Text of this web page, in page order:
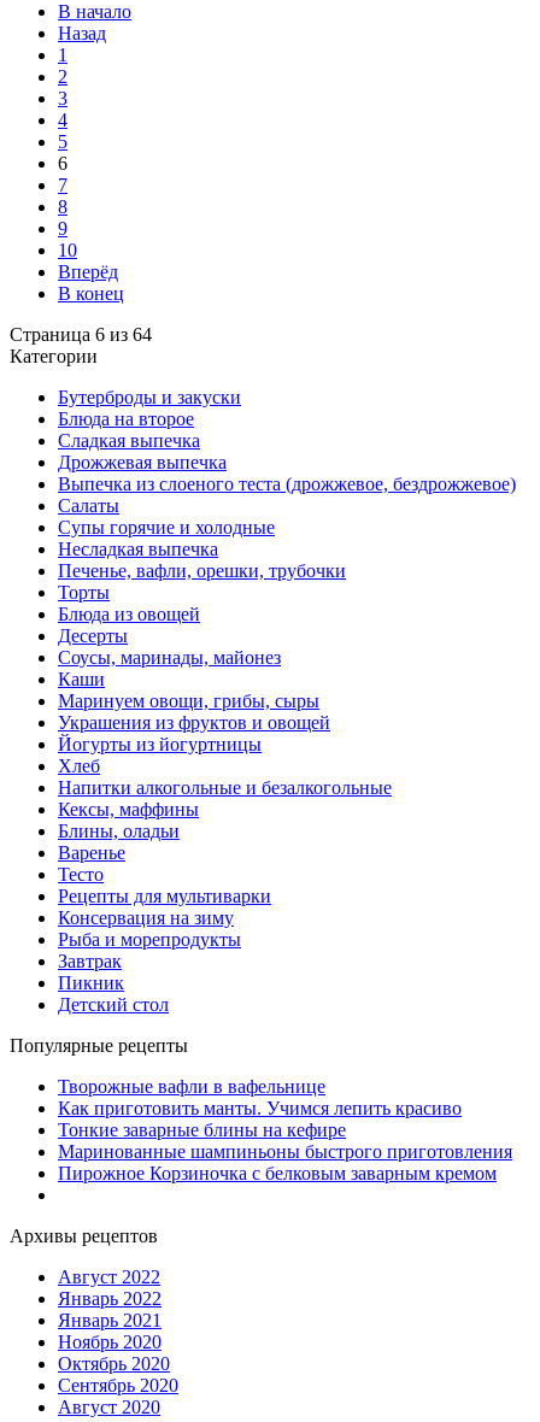
В начало
Назад
1
2
3
4
5
6
7
8
9
10
Вперёд
В конец
Страница 6 из 64
Категории
Бутерброды и закуски
Блюда на второе
Сладкая выпечка
Дрожжевая выпечка
Выпечка из слоеного теста (дрожжевое, бездрожжевое)
Салаты
Супы горячие и холодные
Несладкая выпечка
Печенье, вафли, орешки, трубочки
Торты
Блюда из овощей
Десерты
Соусы, маринады, майонез
Каши
Маринуем овощи, грибы, сыры
Украшения из фруктов и овощей
Йогурты из йогуртницы
Хлеб
Напитки алкогольные и безалкогольные
Кексы, маффины
Блины, оладьи
Варенье
Тесто
Рецепты для мультиварки
Консервация на зиму
Рыба и морепродукты
Завтрак
Пикник
Детский стол
Популярные рецепты
Творожные вафли в вафельнице
Как приготовить манты. Учимся лепить красиво
Тонкие заварные блины на кефире
Маринованные шампиньоны быстрого приготовления
Пирожное Корзиночка с белковым заварным кремом
Архивы рецептов
Август 2022
Январь 2022
Январь 2021
Ноябрь 2020
Октябрь 2020
Сентябрь 2020
Август 2020